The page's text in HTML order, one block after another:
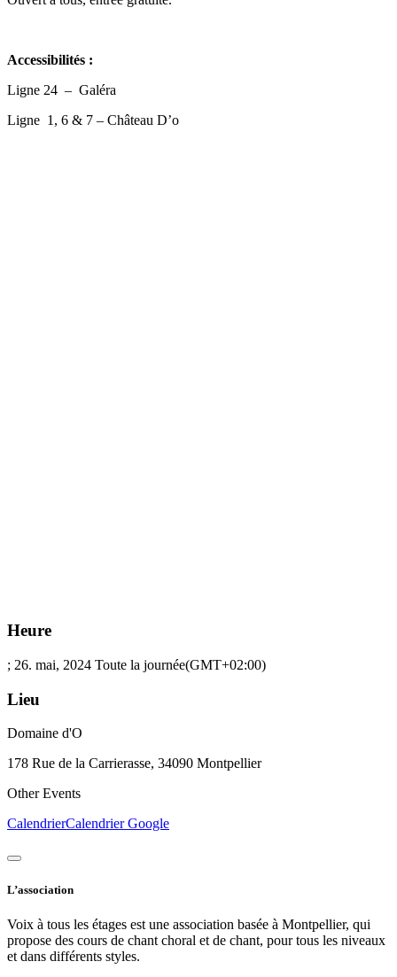
Accessibilités :
Ligne 24 – Galéra
Ligne 1, 6 & 7 – Château D’o
Heure
; 26. mai, 2024 Toute la journée(GMT+02:00)
Lieu
Domaine d'O
178 Rue de la Carrierasse, 34090 Montpellier
Other Events
CalendrierCalendrier Google
L’association
Voix à tous les étages est une association basée à Montpellier, qui
propose des cours de chant choral et de chant, pour tous les niveaux
et dans différents styles.